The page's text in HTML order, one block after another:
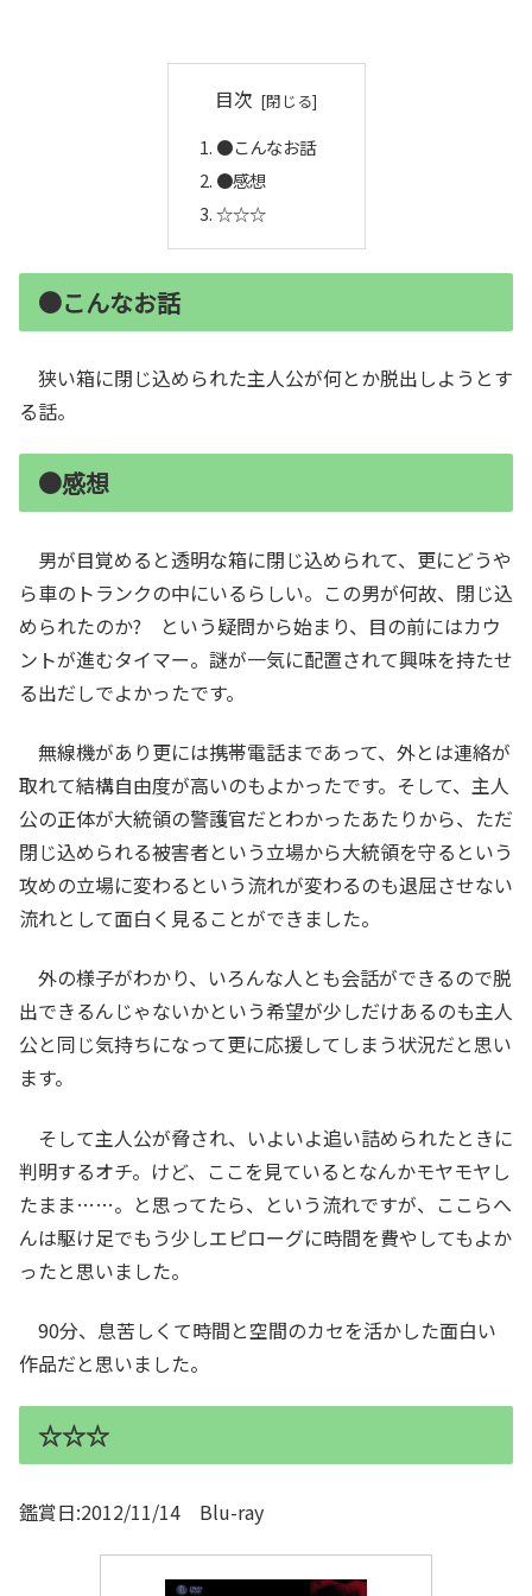
目次
●こんなお話
●感想
☆☆☆
●こんなお話
狭い箱に閉じ込められた主人公が何とか脱出しようとす
る話。
●感想
男が目覚めると透明な箱に閉じ込められて、更にどうや
ら車のトランクの中にいるらしい。この男が何故、閉じ込
められたのか? という疑問から始まり、目の前にはカウ
ントが進むタイマー。謎が一気に配置されて興味を持たせ
る出だしでよかったです。
無線機があり更には携帯電話まであって、外とは連絡が
取れて結構自由度が高いのもよかったです。そして、主人
公の正体が大統領の警護官だとわかったあたりから、ただ
閉じ込められる被害者という立場から大統領を守るという
攻めの立場に変わるという流れが変わるのも退屈させない
流れとして面白く見ることができました。
外の様子がわかり、いろんな人とも会話ができるので脱
出できるんじゃないかという希望が少しだけあるのも主人
公と同じ気持ちになって更に応援してしまう状況だと思い
ます。
そして主人公が脅され、いよいよ追い詰められたときに
判明するオチ。けど、ここを見ているとなんかモヤモヤし
たまま……。と思ってたら、という流れですが、ここらへ
んは駆け足でもう少しエピローグに時間を費やしてもよか
ったと思いました。
90分、息苦しくて時間と空間のカセを活かした面白い
作品だと思いました。
☆☆☆
鑑賞日:2012/11/14 Blu-ray